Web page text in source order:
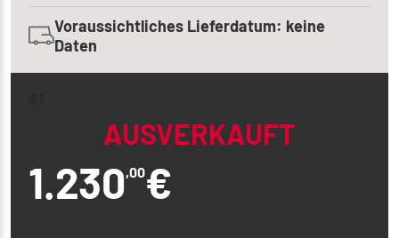
Voraussichtliches Lieferdatum: keine
Daten
AUSVERKAUFT
1.230,00€